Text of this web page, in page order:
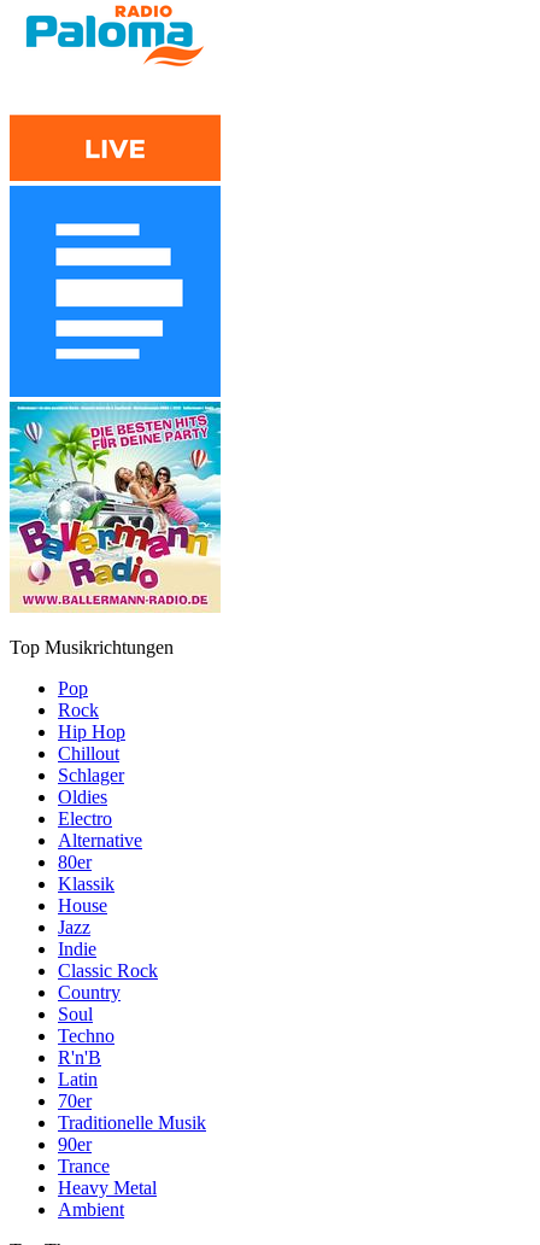
Top Musikrichtungen
Pop
Rock
Hip Hop
Chillout
Schlager
Oldies
Electro
Alternative
80er
Klassik
House
Jazz
Indie
Classic Rock
Country
Soul
Techno
R'n'B
Latin
70er
Traditionelle Musik
90er
Trance
Heavy Metal
Ambient